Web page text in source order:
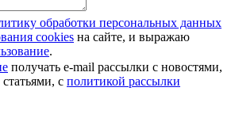
обработки персональных данных
cookies на сайте, и выражаю
.
получать e-mail рассылки с новостями,
с политикой рассылки